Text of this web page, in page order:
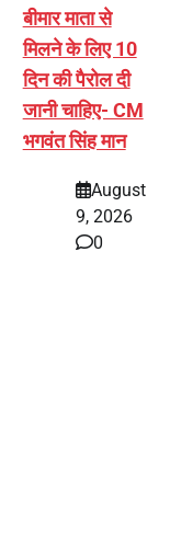
बीमार माता से
मिलने के लिए 10
दिन की पैरोल दी
जानी चाहिए- CM
भगवंत सिंह मान
August
9, 2026
0